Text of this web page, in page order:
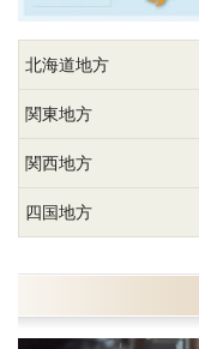
北海道地方
関東地方
関西地方
四国地方